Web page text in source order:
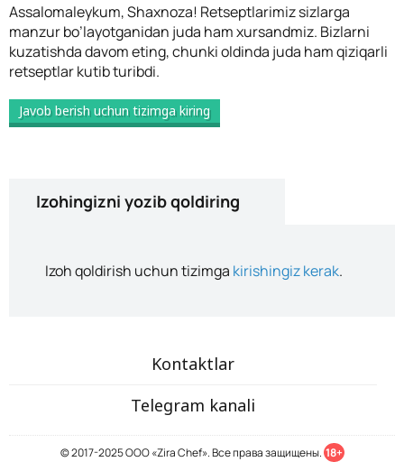
Assalomaleykum, Shaxnoza! Retseptlarimiz sizlarga
manzur bo’layotganidan juda ham xursandmiz. Bizlarni
kuzatishda davom eting, chunki oldinda juda ham qiziqarli
retseptlar kutib turibdi.
Javob berish uchun tizimga kiring
Izohingizni yozib qoldiring
Izoh qoldirish uchun tizimga kirishingiz kerak.
Kontaktlar
Telegram kanali
© 2017-2025 ООО «Zira Chef». Все права защищены. 18+